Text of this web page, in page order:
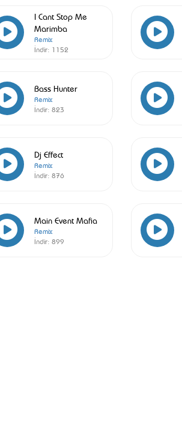
I Cant Stop Me
Marimba
Remix
İndir: 1152
Bass Hunter
Remix
İndir: 823
Dj Effect
Remix
İndir: 876
Main Event Mafia
Remix
İndir: 899